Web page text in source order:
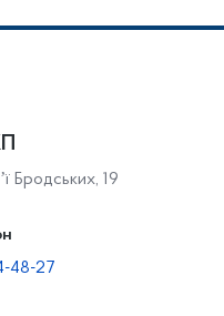
Бродських, 19
48-27